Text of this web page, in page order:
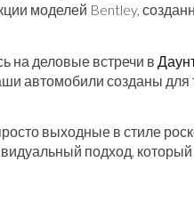
моделей Bentley,
на деловые встречи в
автомобили созданы для
выходные в стиле
подход,